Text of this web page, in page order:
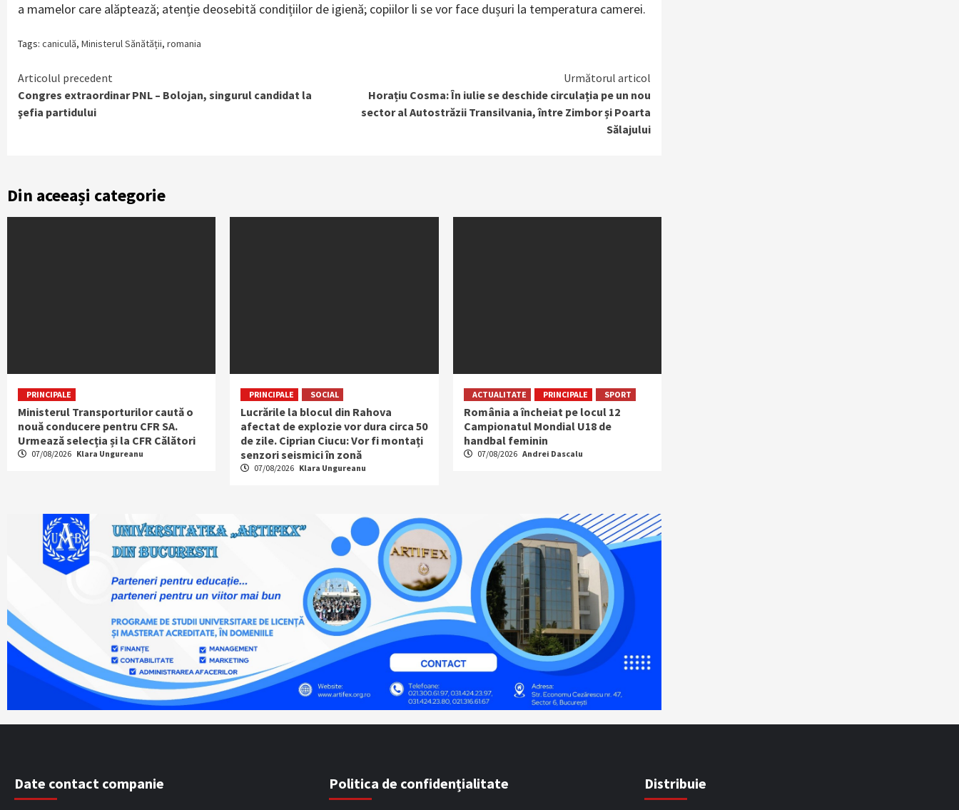
a mamelor care alăptează; atenție deosebită condițiilor de igienă; copiilor li se vor face dușuri la temperatura camerei.
Tags: caniculă, Ministerul Sănătății, romania
Continue
Reading
Articolul precedent
Congres extraordinar PNL – Bolojan, singurul candidat la
şefia partidului
Următorul articol
Horațiu Cosma: În iulie se deschide circulația pe un nou
sector al Autostrăzii Transilvania, între Zimbor și Poarta
Sălajului
Din aceeași categorie
PRINCIPALE
Ministerul Transporturilor caută o
nouă conducere pentru CFR SA.
Urmează selecția și la CFR Călători
07/08/2026 Klara Ungureanu
PRINCIPALE SOCIAL
Lucrările la blocul din Rahova
afectat de explozie vor dura circa 50
de zile. Ciprian Ciucu: Vor fi montați
senzori seismici în zonă
07/08/2026 Klara Ungureanu
ACTUALITATE PRINCIPALE SPORT
România a încheiat pe locul 12
Campionatul Mondial U18 de
handbal feminin
07/08/2026 Andrei Dascalu
Date contact companie Politica de confidențialitate Distribuie